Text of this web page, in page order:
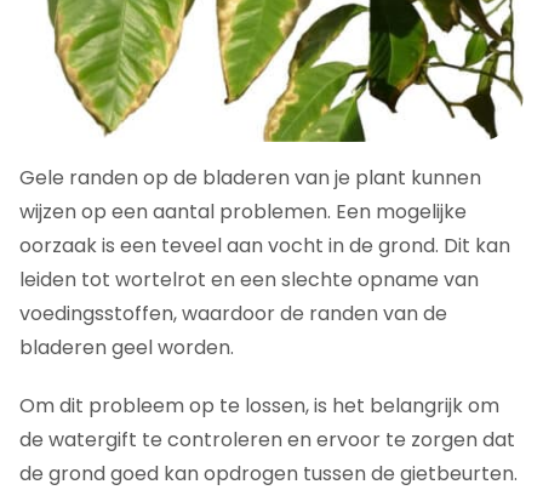
Gele randen op de bladeren van je plant kunnen
wijzen op een aantal problemen. Een mogelijke
oorzaak is een teveel aan vocht in de grond. Dit kan
leiden tot wortelrot en een slechte opname van
voedingsstoffen, waardoor de randen van de
bladeren geel worden.
Om dit probleem op te lossen, is het belangrijk om
de watergift te controleren en ervoor te zorgen dat
de grond goed kan opdrogen tussen de gietbeurten.